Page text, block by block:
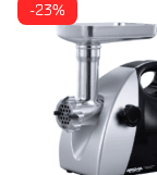
-23%